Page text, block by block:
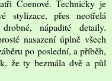
Coenové. Technicky je
přes neotřelá
nápadité detaily.
nasazení úplně všech
po poslední, a příběh,
že ty bezmála dvě a půl